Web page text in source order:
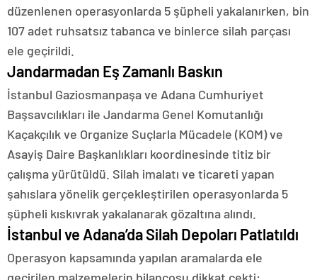
düzenlenen operasyonlarda 5 şüpheli yakalanırken, bin
107 adet ruhsatsız tabanca ve binlerce silah parçası
ele geçirildi.
Jandarmadan Eş Zamanlı Baskın
İstanbul Gaziosmanpaşa ve Adana Cumhuriyet
Başsavcılıkları ile Jandarma Genel Komutanlığı
Kaçakçılık ve Organize Suçlarla Mücadele (KOM) ve
Asayiş Daire Başkanlıkları koordinesinde titiz bir
çalışma yürütüldü. Silah imalatı ve ticareti yapan
şahıslara yönelik gerçekleştirilen operasyonlarda 5
şüpheli kıskıvrak yakalanarak gözaltına alındı.
İstanbul ve Adana’da Silah Depoları Patlatıldı
Operasyon kapsamında yapılan aramalarda ele